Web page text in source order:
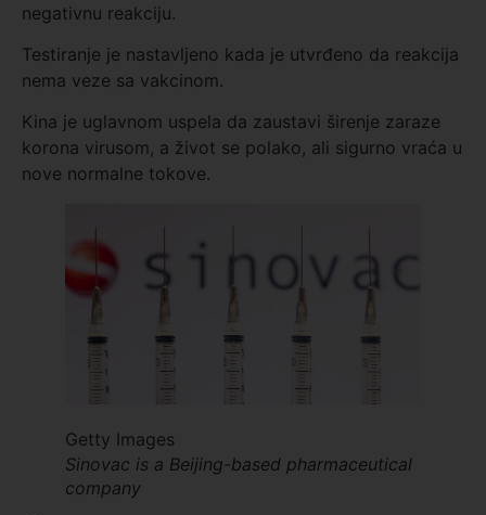
negativnu reakciju.
Testiranje je nastavljeno kada je utvrđeno da reakcija
nema veze sa vakcinom.
Kina je uglavnom uspela da zaustavi širenje zaraze
korona virusom, a život se polako, ali sigurno vraća u
nove normalne tokove.
Getty Images
Sinovac is a Beijing-based pharmaceutical
company